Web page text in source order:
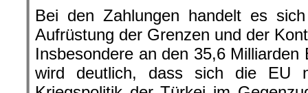
Bei den Zahlungen handelt es
Aufrüstung der Grenzen und der
Insbesondere an den 35,6
wird deutlich, dass sich die EU